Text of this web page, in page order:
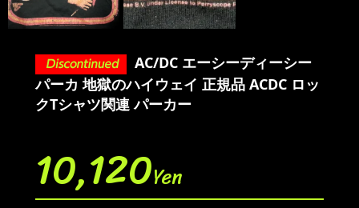
AC/DC エーシーディーシー
パーカ 地獄のハイウェイ 正規品 ACDC ロッ
クTシャツ関連 パーカー
10,120Yen